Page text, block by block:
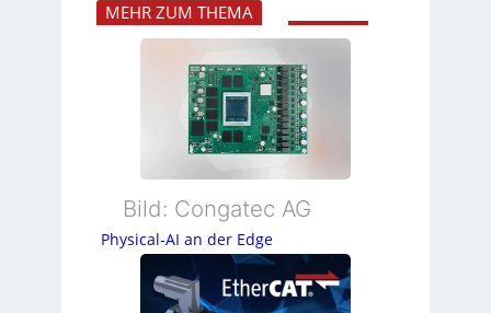
MEHR ZUM THEMA
Bild: Congatec AG
Physical-AI an der Edge